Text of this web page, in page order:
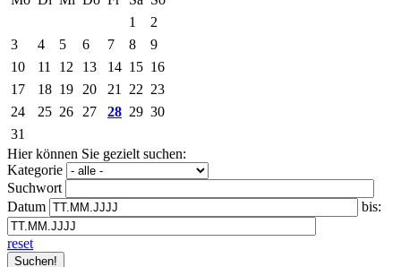
1
2
3
4 5 6 7 8
9
10
11 12 13 14 15 16
17
18 19 20 21 22 23
24
25 26 27 28 29 30
31
Hier können Sie gezielt suchen:
Kategorie
Suchwort
Datum
bis:
reset